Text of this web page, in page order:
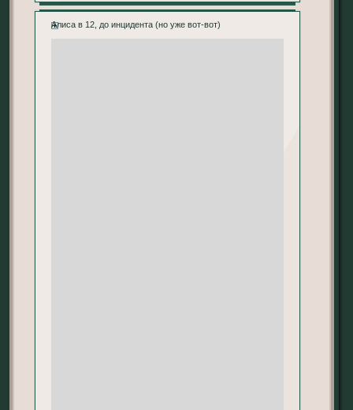
Алиса в 12, до инцидента (но уже вот-вот)